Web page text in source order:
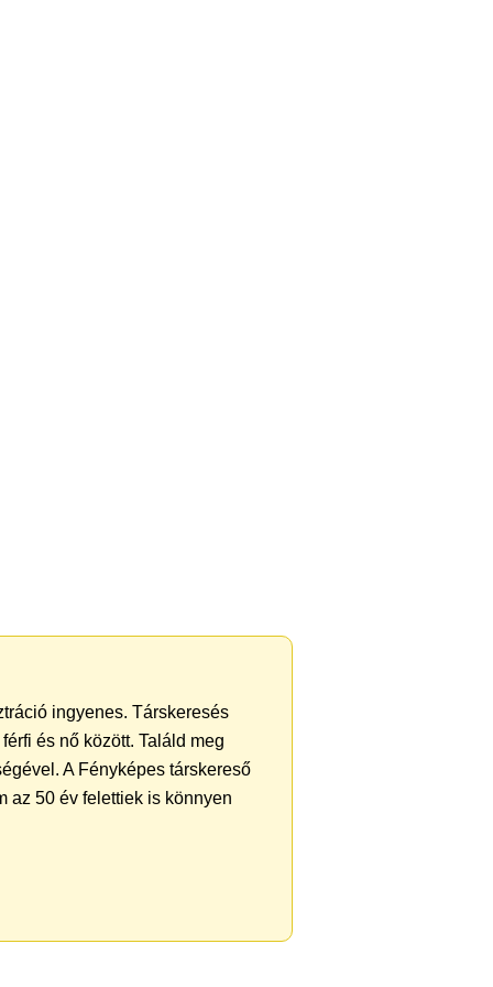
ingyenes. Társkeresés
és nő között. Találd meg
A Fényképes társkereső
az 50 év felettiek is könnyen